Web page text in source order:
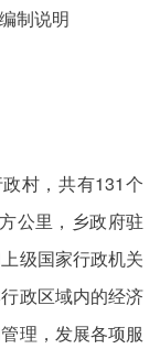
制说明
村，共有131个
公里，乡政府驻
级国家行政机关
政区域内的经济
理，发展各项服